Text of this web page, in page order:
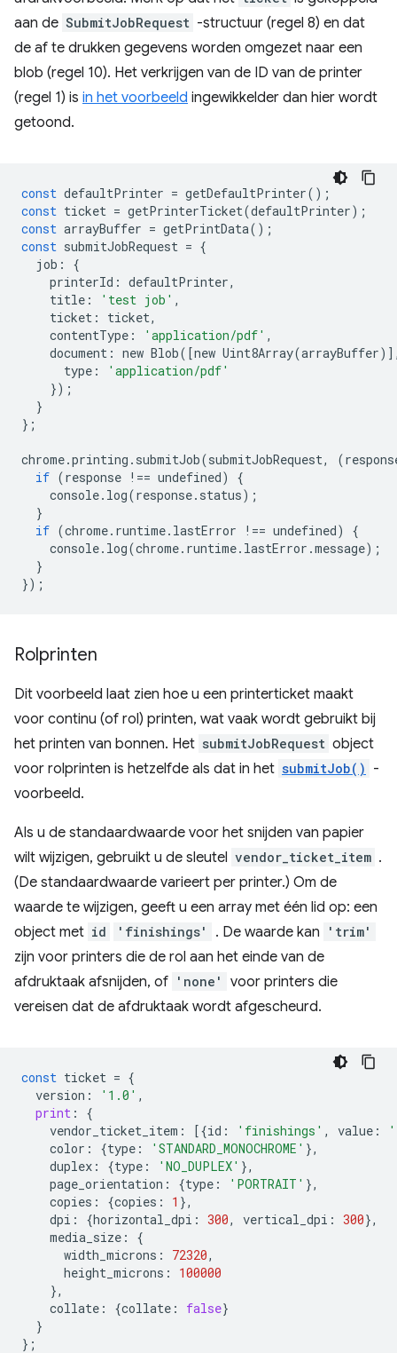
aan de SubmitJobRequest -structuur (regel 8) en dat
de af te drukken gegevens worden omgezet naar een
blob (regel 10). Het verkrijgen van de ID van de printer
(regel 1) is in het voorbeeld ingewikkelder dan hier wordt
getoond.
const defaultPrinter = getDefaultPrinter();
const ticket = getPrinterTicket(defaultPrinter);
const arrayBuffer = getPrintData();
const submitJobRequest = {
job :
{
printerId : defaultPrinter,
title : 'test job' ,
ticket : ticket,
contentType : 'application/pdf' ,
document : new Blob([new Uint8Array(arrayBuffer
type :
'application/pdf'
});
}
};
chrome.printing . submitJob(submitJobRequest, (
if (response !== undefined)
{
console. log(response. status);
}
if (chrome. runtime. lastError !== undefined)
{
console. log(chrome. runtime. lastError .message);
}
});
Rolprinten
Dit voorbeeld laat zien hoe u een printerticket maakt
voor continu (of rol) printen, wat vaak wordt gebruikt bij
het printen van bonnen. Het submitJobRequest object
voor rolprinten is hetzelfde als dat in het submitJob() -
voorbeeld.
Als u de standaardwaarde voor het snijden van papier
wilt wijzigen, gebruikt u de sleutel vendor_ticket_item .
(De standaardwaarde varieert per printer.) Om de
waarde te wijzigen, geeft u een array met één lid op: een
object met id 'finishings' . De waarde kan 'trim'
zijn voor printers die de rol aan het einde van de
afdruktaak afsnijden, of 'none'
voor printers die
vereisen dat de afdruktaak wordt afgescheurd.
const ticket = {
version : '1.0' ,
print :
{
vendor_ticket_item : [{id : 'finishings' , value :
color : {type : 'STANDARD_MONOCHROME' },
duplex : {type : 'NO_DUPLEX' },
page_orientation : {type : 'PORTRAIT' },
copies : {copies : 1 },
dpi : {horizontal_dpi : 300, vertical_dpi : 300},
media_size :
{
width_microns : 72320,
height_microns :
100000
},
collate : {collate : false}
}
};